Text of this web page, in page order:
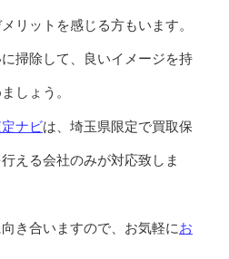
リットを感じる方もいます。
掃除して、良いイメージを持
しょう。
ナビは、埼玉県限定で買取保
える会社のみが対応致しま
き合いますので、お気軽にお